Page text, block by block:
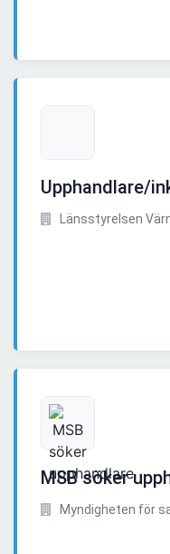
Upphandlare/
Länsstyrelsen
MSB söker
Myndigheten för